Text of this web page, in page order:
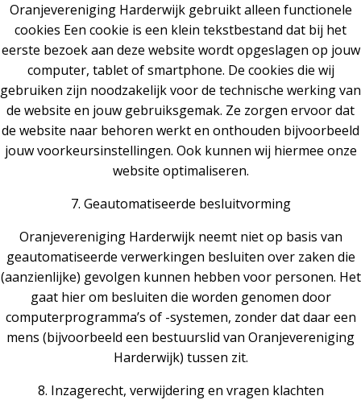
Oranjevereniging Harderwijk gebruikt alleen functionele
cookies Een cookie is een klein tekstbestand dat bij het
eerste bezoek aan deze website wordt opgeslagen op jouw
computer, tablet of smartphone. De cookies die wij
gebruiken zijn noodzakelijk voor de technische werking van
de website en jouw gebruiksgemak. Ze zorgen ervoor dat
de website naar behoren werkt en onthouden bijvoorbeeld
jouw voorkeursinstellingen. Ook kunnen wij hiermee onze
website optimaliseren.
7. Geautomatiseerde besluitvorming
Oranjevereniging Harderwijk neemt niet op basis van
geautomatiseerde verwerkingen besluiten over zaken die
(aanzienlijke) gevolgen kunnen hebben voor personen. Het
gaat hier om besluiten die worden genomen door
computerprogramma’s of -systemen, zonder dat daar een
mens (bijvoorbeeld een bestuurslid van Oranjevereniging
Harderwijk) tussen zit.
8. Inzagerecht, verwijdering en vragen klachten